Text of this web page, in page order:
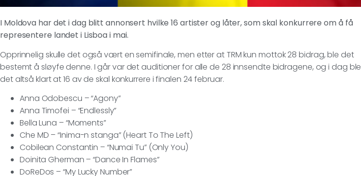
I Moldova har det i dag blitt annonsert hvilke 16 artister og låter, som skal konkurrere om å få
representere landet i Lisboa i mai.
Opprinnelig skulle det også vært en semifinale, men etter at TRM kun mottok 28 bidrag, ble det
bestemt å sløyfe denne. I går var det auditioner for alle de 28 innsendte bidragene, og i dag ble
det altså klart at 16 av de skal konkurrere i finalen 24 februar.
Anna Odobescu – “Agony”
Anna Timofei – “Endlessly”
Bella Luna – “Moments”
Che MD – “Inima-n stanga” (Heart To The Left)
Cobilean Constantin – “Numai Tu” (Only You)
Doinita Gherman – “Dance In Flames”
DoReDos – “My Lucky Number”